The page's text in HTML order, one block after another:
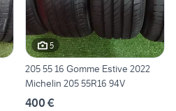
5
205 55 16 Gomme Estive 2022
Michelin 205 55R16 94V
400 €